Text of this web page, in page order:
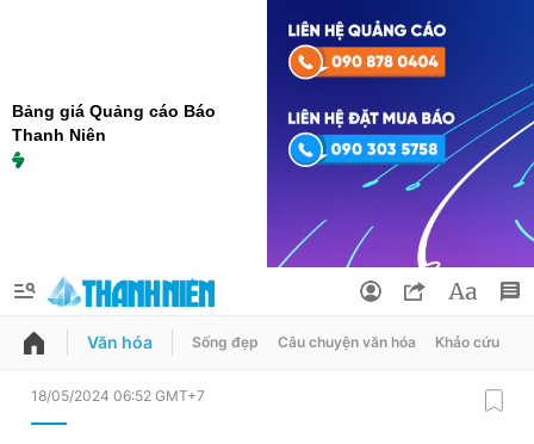
Bảng giá Quảng cáo Báo
Thanh Niên
QUẢNG CÁO
Văn hóa Sống đẹp Câu chuyện văn hóa Khảo cứu
18/05/2024 06:52 GMT+7